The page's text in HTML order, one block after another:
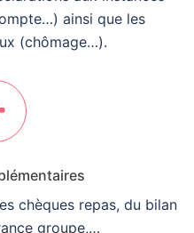
ainsi que les
(chômage…).
chèques repas, du bilan
groupe,…